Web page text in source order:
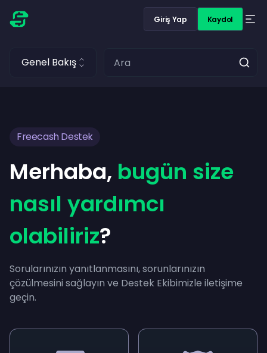
Giriş Yap Kaydol
Genel Bakış
Freecash Destek
Merhaba, bugün size
nasıl yardımcı
olabiliriz?
Sorularınızın yanıtlanmasını, sorunlarınızın
çözülmesini sağlayın ve Destek Ekibimizle iletişime
geçin.